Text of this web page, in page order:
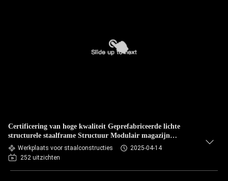
Certificering van hoge kwaliteit Geprefabriceerde lichte
structurele staalframe Structuur Modulair magazijn
Werkplaats Staalframe magazijn
Werkplaats voor staalconstructies
2025-04-14
252 uitzichten